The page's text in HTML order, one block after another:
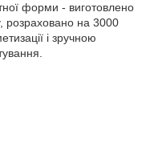
форми - виготовлено
розраховано на 3000
і зручною